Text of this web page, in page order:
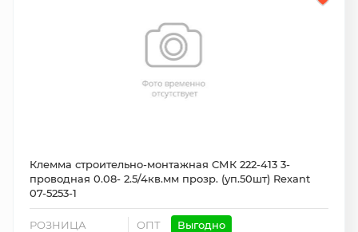
Клемма строительно-монтажная СМК 222-413 3-
проводная 0.08- 2.5/4кв.мм прозр. (уп.50шт) Rexant
07-5253-1
РОЗНИЦА ОПТ Выгодно